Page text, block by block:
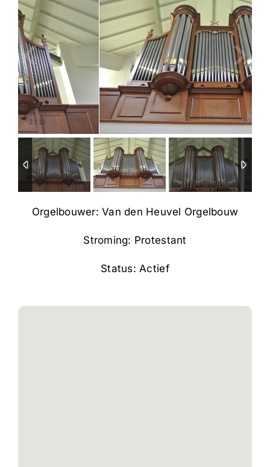
2 / 10
Orgelbouwer: Van den Heuvel Orgelbouw
Stroming: Protestant
Status: Actief